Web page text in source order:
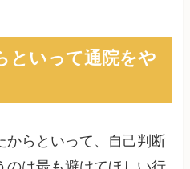
いって通院をや
からといって、自己判断